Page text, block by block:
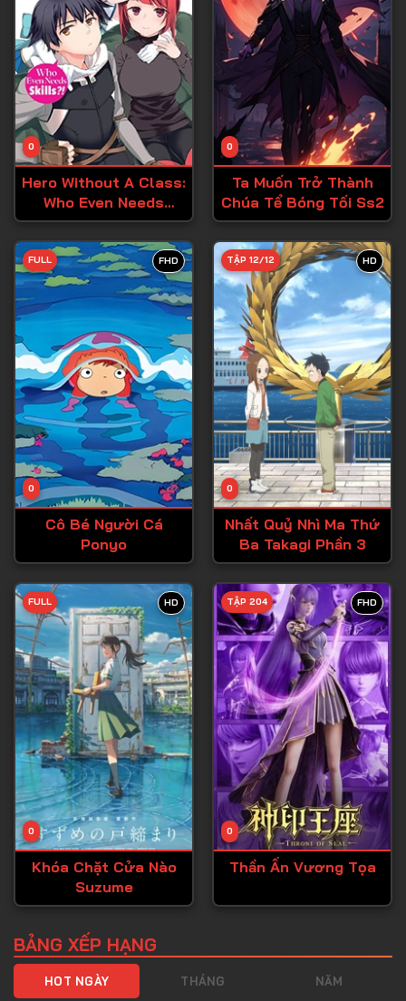
Tập 21
Tập 22
Tập 23
Tập 24
Tập 25
Tập 26
Tập 29
Tập 30
Tập 31
Tập 32
Tập 33
Tập 34
Tập 35
Tập 36
Tập 39
Tập 40
Tập 41
Tập 42
Tập 43
Tập 44
Tập 45
Tập 46
Tập 47
Tập 49
0
Hero Without A Class:
Who Even Needs
Skills?!
0
Ta Muốn Trở Thành
Chúa Tể Bóng Tối Ss2
FHD
0
FULL
Cô Bé Người Cá
Ponyo
HD
0
TẬP 12/12
Nhất Quỷ Nhì Ma Thứ
Ba Takagi Phần 3
HD
0
FULL
Khóa Chặt Cửa Nào
Suzume
FHD
0
TẬP 204
Thần Ấn Vương Tọa
BẢNG XẾP HẠNG
HOT NGÀY THÁNG NĂM